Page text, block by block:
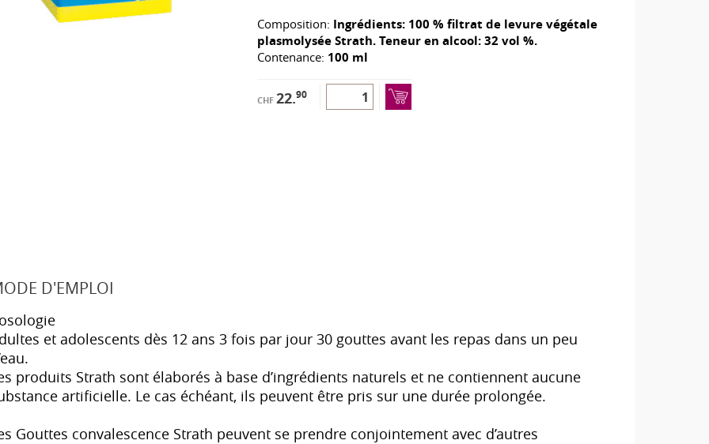
Composition: Ingrédients: 100 % filtrat de levure végétale
plasmolysée Strath. Teneur en alcool: 32 vol %.
Contenance: 100 ml
CHF 22.90
D'EMPLOI
et adolescents dès 12 ans 3 fois par jour 30 gouttes avant les repas dans un peu
produits Strath sont élaborés à base d’ingrédients naturels et ne contiennent aucune
artificielle. Le cas échéant, ils peuvent être pris sur une durée prolongée.
Gouttes convalescence Strath peuvent se prendre conjointement avec d’autres